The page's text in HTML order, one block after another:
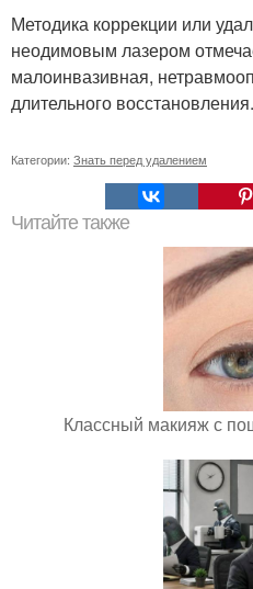
Методика коррекции или
неодимовым лазером
малоинвазивная,
длительного восстановления.
Категории: Знать перед удалением
Читайте также
Классный макияж с